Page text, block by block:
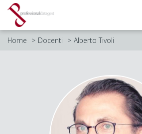
Home Docenti Alberto Tivoli